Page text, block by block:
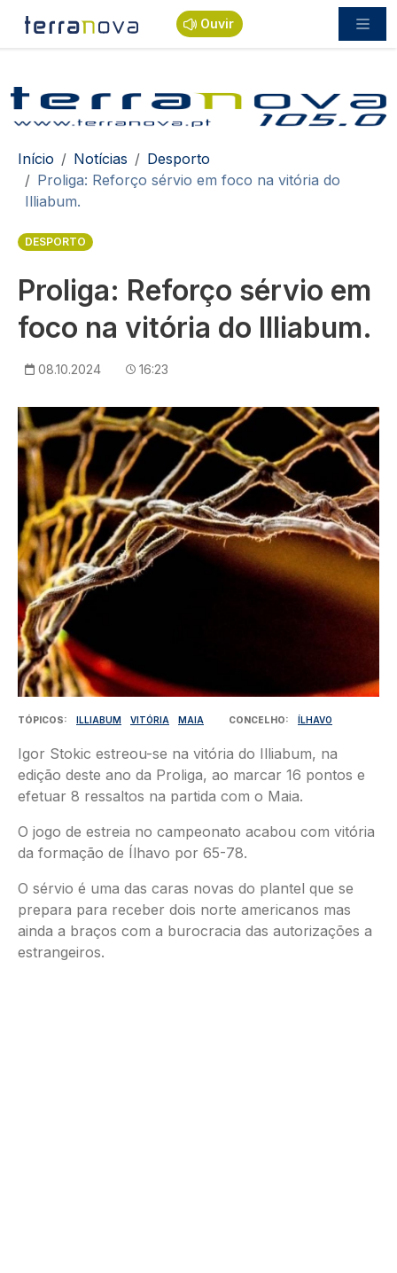
Passar para o conteúdo principal
Ouvir
Navegação estrutural
Início Notícias
Desporto
Proliga: Reforço sérvio em foco na vitória do
Illiabum.
DESPORTO
Proliga: Reforço sérvio em
foco na vitória do Illiabum.
08.10.2024 16:23
Imagem
TÓPICOS ILLIABUM VITÓRIA MAIA CONCELHO ÍLHAVO
Igor Stokic estreou-se na vitória do Illiabum, na
edição deste ano da Proliga, ao marcar 16 pontos e
efetuar 8 ressaltos na partida com o Maia.
O jogo de estreia no campeonato acabou com vitória
da formação de Ílhavo por 65-78.
O sérvio é uma das caras novas do plantel que se
prepara para receber dois norte americanos mas
ainda a braços com a burocracia das autorizações a
estrangeiros.